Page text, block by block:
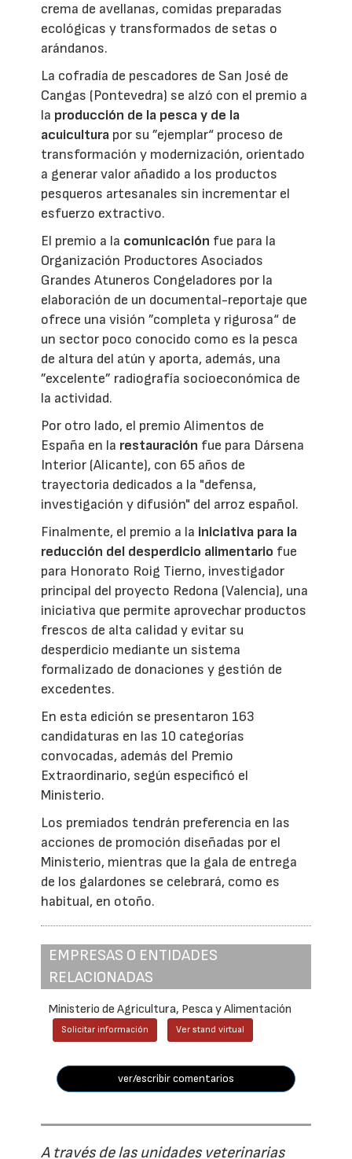
crema de avellanas, comidas preparadas
ecológicas y transformados de setas o
arándanos.
La cofradía de pescadores de San José de
Cangas (Pontevedra) se alzó con el premio a
la producción de la pesca y de la
acuicultura por su ”ejemplar“ proceso de
transformación y modernización, orientado
a generar valor añadido a los productos
pesqueros artesanales sin incrementar el
esfuerzo extractivo.
El premio a la comunicación fue para la
Organización Productores Asociados
Grandes Atuneros Congeladores por la
elaboración de un documental-reportaje que
ofrece una visión ”completa y rigurosa“ de
un sector poco conocido como es la pesca
de altura del atún y aporta, además, una
”excelente” radiografía socioeconómica de
la actividad.
Por otro lado, el premio Alimentos de
España en la restauración fue para Dársena
Interior (Alicante), con 65 años de
trayectoria dedicados a la "defensa,
investigación y difusión" del arroz español.
Finalmente, el premio a la iniciativa para la
reducción del desperdicio alimentario fue
para Honorato Roig Tierno, investigador
principal del proyecto Redona (Valencia), una
iniciativa que permite aprovechar productos
frescos de alta calidad y evitar su
desperdicio mediante un sistema
formalizado de donaciones y gestión de
excedentes.
En esta edición se presentaron 163
candidaturas en las 10 categorías
convocadas, además del Premio
Extraordinario, según especificó el
Ministerio.
Los premiados tendrán preferencia en las
acciones de promoción diseñadas por el
Ministerio, mientras que la gala de entrega
de los galardones se celebrará, como es
habitual, en otoño.
EMPRESAS O ENTIDADES
RELACIONADAS
Ministerio de Agricultura, Pesca y Alimentación
Solicitar información Ver stand virtual
ver/escribir comentarios
A través de las unidades veterinarias